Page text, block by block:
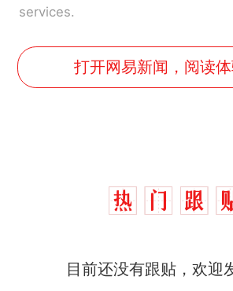
services.
打开网易新闻，阅读
目前还没有跟贴，欢迎
热
那个在床头
么？